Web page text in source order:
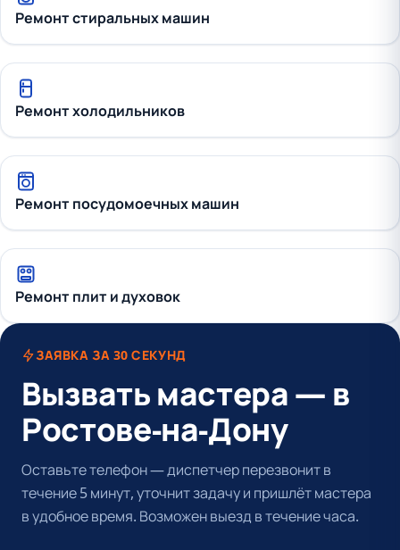
Ремонт стиральных машин
Ремонт холодильников
Ремонт посудомоечных машин
Ремонт плит и духовок
ЗАЯВКА ЗА 30 СЕКУНД
Вызвать мастера — в
Ростове-на-Дону
Оставьте телефон — диспетчер перезвонит в
течение 5 минут, уточнит задачу и пришлёт мастера
в удобное время. Возможен выезд в течение часа.